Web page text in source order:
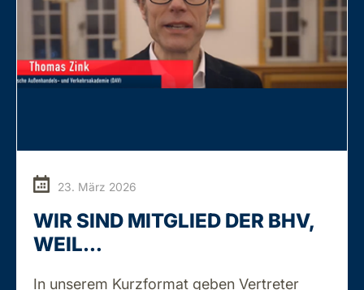
23. März 2026
WIR SIND MITGLIED DER BHV,
WEIL…
In unserem Kurzformat geben Vertreter